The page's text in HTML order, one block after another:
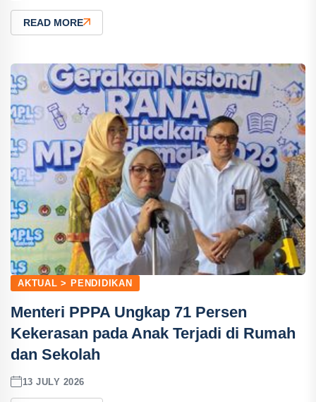
READ MORE
AKTUAL > PENDIDIKAN
Menteri PPPA Ungkap 71 Persen
Kekerasan pada Anak Terjadi di Rumah
dan Sekolah
13 JULY 2026